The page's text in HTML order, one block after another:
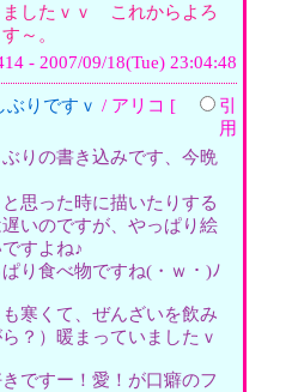
ましたｖｖ これからよろ
～。
- 2007/09/18(Tue) 23:04:48
ぶりですｖ / アリコ [
引
用
りの書き込みです、今晩
思った時に描いたりする
いのですが、やっぱり絵
すよね♪
り食べ物ですね(・ｗ・)ﾉ
寒くて、ぜんざいを飲み
？）暖まっていましたｖ
ですー！愛！が口癖のフ